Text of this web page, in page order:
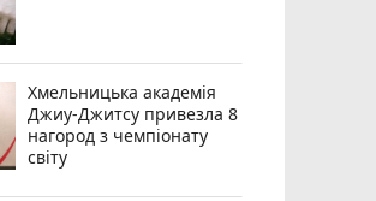
Хмельницька академія
Джиу-Джитсу привезла 8
нагород з чемпіонату
світу